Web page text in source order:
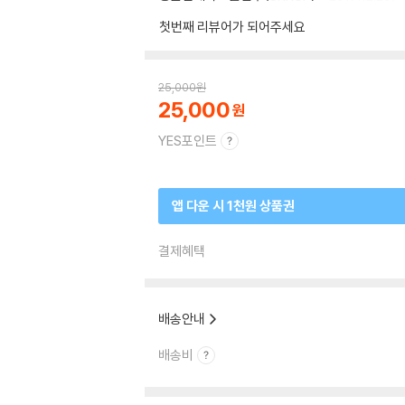
첫번째 리뷰어가 되어주세요
25,000원
25,000
YES포인트
앱 다운 시 1천원 상품권
결제혜택
배송안내
배송비